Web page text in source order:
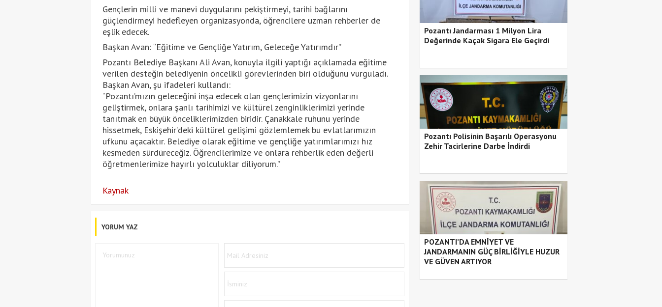
Gençlerin milli ve manevi duygularını pekiştirmeyi, tarihi bağlarını
güçlendirmeyi hedefleyen organizasyonda, öğrencilere uzman rehberler de
eşlik edecek.
Başkan Avan: “Eğitime ve Gençliğe Yatırım, Geleceğe Yatırımdır”
Pozantı Belediye Başkanı Ali Avan, konuyla ilgili yaptığı açıklamada eğitime
verilen desteğin belediyenin öncelikli görevlerinden biri olduğunu vurguladı.
Başkan Avan, şu ifadeleri kullandı:
“Pozantı’mızın geleceğini inşa edecek olan gençlerimizin vizyonlarını
geliştirmek, onlara şanlı tarihimizi ve kültürel zenginliklerimizi yerinde
tanıtmak en büyük önceliklerimizden biridir. Çanakkale ruhunu yerinde
hissetmek, Eskişehir’deki kültürel gelişimi gözlemlemek bu evlatlarımızın
ufkunu açacaktır. Belediye olarak eğitime ve gençliğe yatırımlarımızı hız
kesmeden sürdüreceğiz. Öğrencilerimize ve onlara rehberlik eden değerli
öğretmenlerimize hayırlı yolculuklar diliyorum.”
Kaynak
YORUM YAZ
Pozantı Jandarması 1 Milyon Lira
Değerinde Kaçak Sigara Ele Geçirdi
Pozantı Polisinin Başarılı Operasyonu
Zehir Tacirlerine Darbe İndirdi
POZANTI’DA EMNİYET VE
JANDARMANIN GÜÇ BİRLİĞİYLE HUZUR
VE GÜVEN ARTIYOR